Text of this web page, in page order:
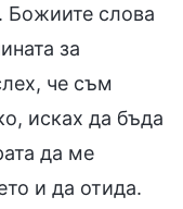
. Божиите слова
за
че съм
исках да бъда
да ме
и да отида.